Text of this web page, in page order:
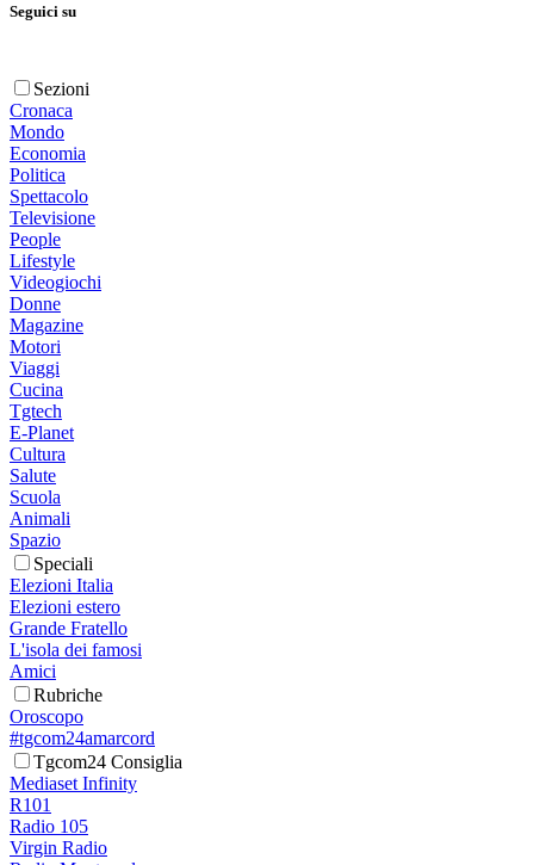
Seguici su
Sezioni
Cronaca
Mondo
Economia
Politica
Spettacolo
Televisione
People
Lifestyle
Videogiochi
Donne
Magazine
Motori
Viaggi
Cucina
Tgtech
E-Planet
Cultura
Salute
Scuola
Animali
Spazio
Speciali
Elezioni Italia
Elezioni estero
Grande Fratello
L'isola dei famosi
Amici
Rubriche
Oroscopo
#tgcom24amarcord
Tgcom24 Consiglia
Mediaset Infinity
R101
Radio 105
Virgin Radio